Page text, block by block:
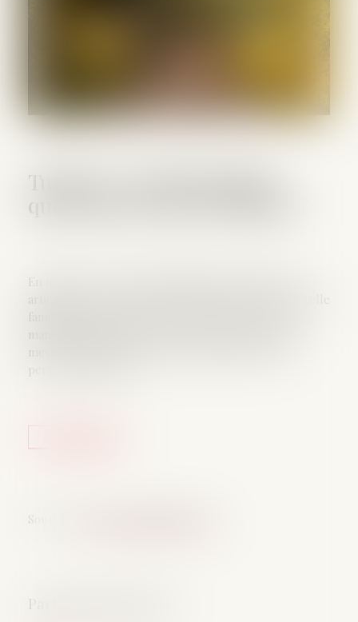
Tutelle et conflit familial :
quelle place pour la famille ?
Source :
En matière de protection juridique des majeurs, les
articles 449 et 450 du Code civil prévoient que la tutelle
familiale doit être préférée à celle exercée par un